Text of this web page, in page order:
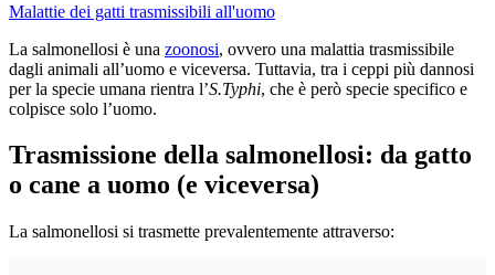
Malattie dei gatti trasmissibili all'uomo
La salmonellosi è una zoonosi, ovvero una malattia trasmissibile
dagli animali all’uomo e viceversa. Tuttavia, tra i ceppi più dannosi
per la specie umana rientra l’S.Typhi, che è però specie specifico e
colpisce solo l’uomo.
Trasmissione della salmonellosi: da gatto
o cane a uomo (e viceversa)
La salmonellosi si trasmette prevalentemente attraverso: